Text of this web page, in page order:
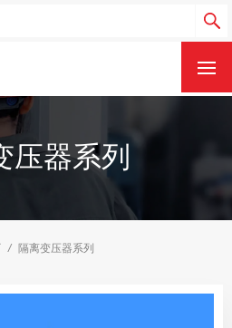
压器系列
/ 隔离变压器系列